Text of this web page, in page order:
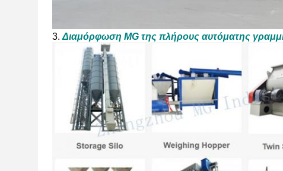
3.Διαμόρφωση MG της πλήρους αυτόματης